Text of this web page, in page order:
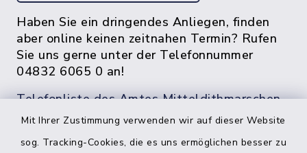
Mit Ihrer Zustimmung verwenden wir auf dieser Website
sog. Tracking-Cookies, die es uns ermöglichen besser zu
Haben Sie ein dringendes Anliegen, finden
aber online keinen zeitnahen Termin? Rufen
Sie uns gerne unter der Telefonnummer
04832 6065 0 an!
Telefonliste des Amtes Mitteldithmarschen